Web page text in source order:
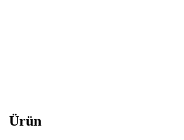
Ürün